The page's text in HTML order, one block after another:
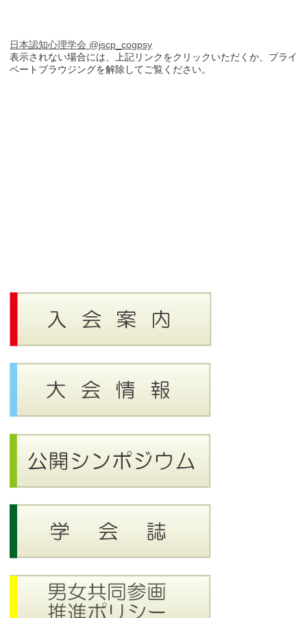
日本認知心理学会 @jscp_cogpsy
表示されない場合には、上記リンクをクリックいただくか、プライ
ベートブラウジングを解除してご覧ください。